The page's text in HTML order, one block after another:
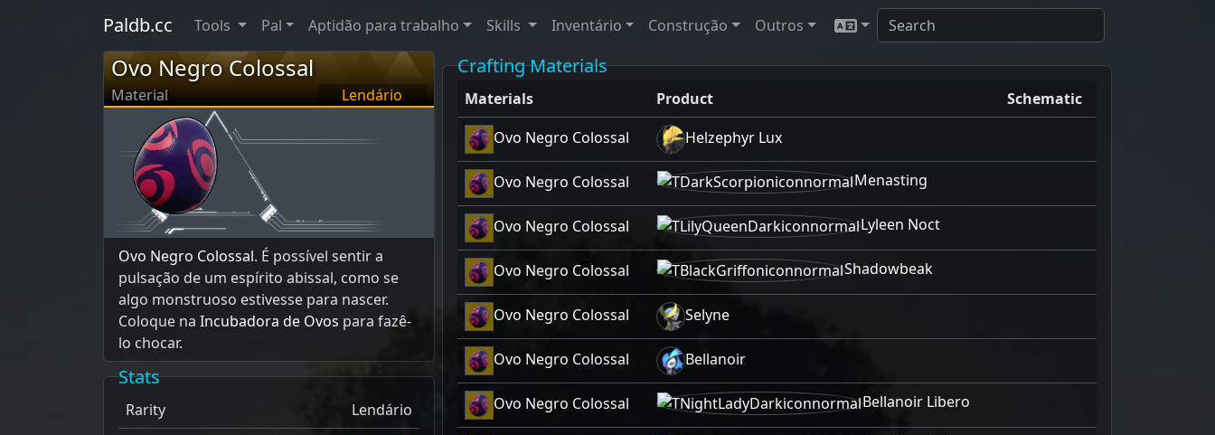
Paldb.cc Tools Pal Aptidão para trabalho Skills Inventário Construção Outros
Ovo Negro Colossal
Material Lendário
Ovo Negro Colossal. É possível sentir a
pulsação de um espírito abissal, como se
algo monstruoso estivesse para nascer.
Coloque na Incubadora de Ovos para fazê-
lo chocar.
Stats
Rarity
Lendário
Crafting Materials
Materials Product
Schematic
Ovo Negro Colossal
Helzephyr Lux
Ovo Negro Colossal Menasting
Ovo Negro Colossal Lyleen Noct
Ovo Negro Colossal Shadowbeak
Ovo Negro Colossal Selyne
Ovo Negro Colossal Bellanoir
Ovo Negro Colossal Bellanoir Libero